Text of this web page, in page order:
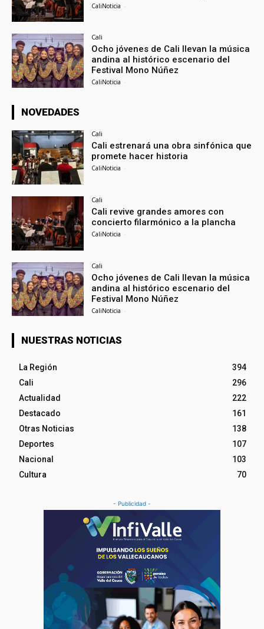
CaliNoticia -
Cali
Ocho jóvenes de Cali llevan la música
andina al histórico escenario del
Festival Mono Núñez
CaliNoticia -
NOVEDADES
Cali
Cali estrenará una obra sinfónica que
promete hacer historia
CaliNoticia -
Cali
Cali revive grandes amores con
concierto filarmónico a la plancha
CaliNoticia -
Cali
Ocho jóvenes de Cali llevan la música
andina al histórico escenario del
Festival Mono Núñez
CaliNoticia -
NUESTRAS NOTICIAS
La Región
394
Cali
296
Actualidad
222
Destacado
161
Otras Noticias
138
Deportes
107
Nacional
103
Cultura
70
- Publicidad -